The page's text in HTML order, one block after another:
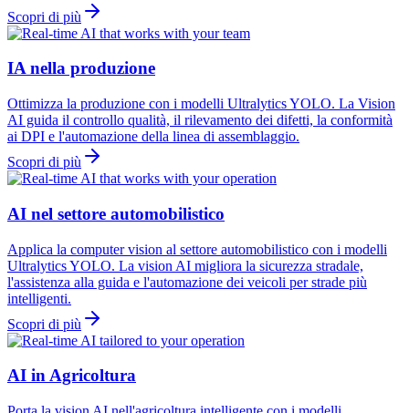
Scopri di più
IA nella produzione
Ottimizza la produzione con i modelli Ultralytics YOLO. La Vision
AI guida il controllo qualità, il rilevamento dei difetti, la conformità
ai DPI e l'automazione della linea di assemblaggio.
Scopri di più
AI nel settore automobilistico
Applica la computer vision al settore automobilistico con i modelli
Ultralytics YOLO. La vision AI migliora la sicurezza stradale,
l'assistenza alla guida e l'automazione dei veicoli per strade più
intelligenti.
Scopri di più
AI in Agricoltura